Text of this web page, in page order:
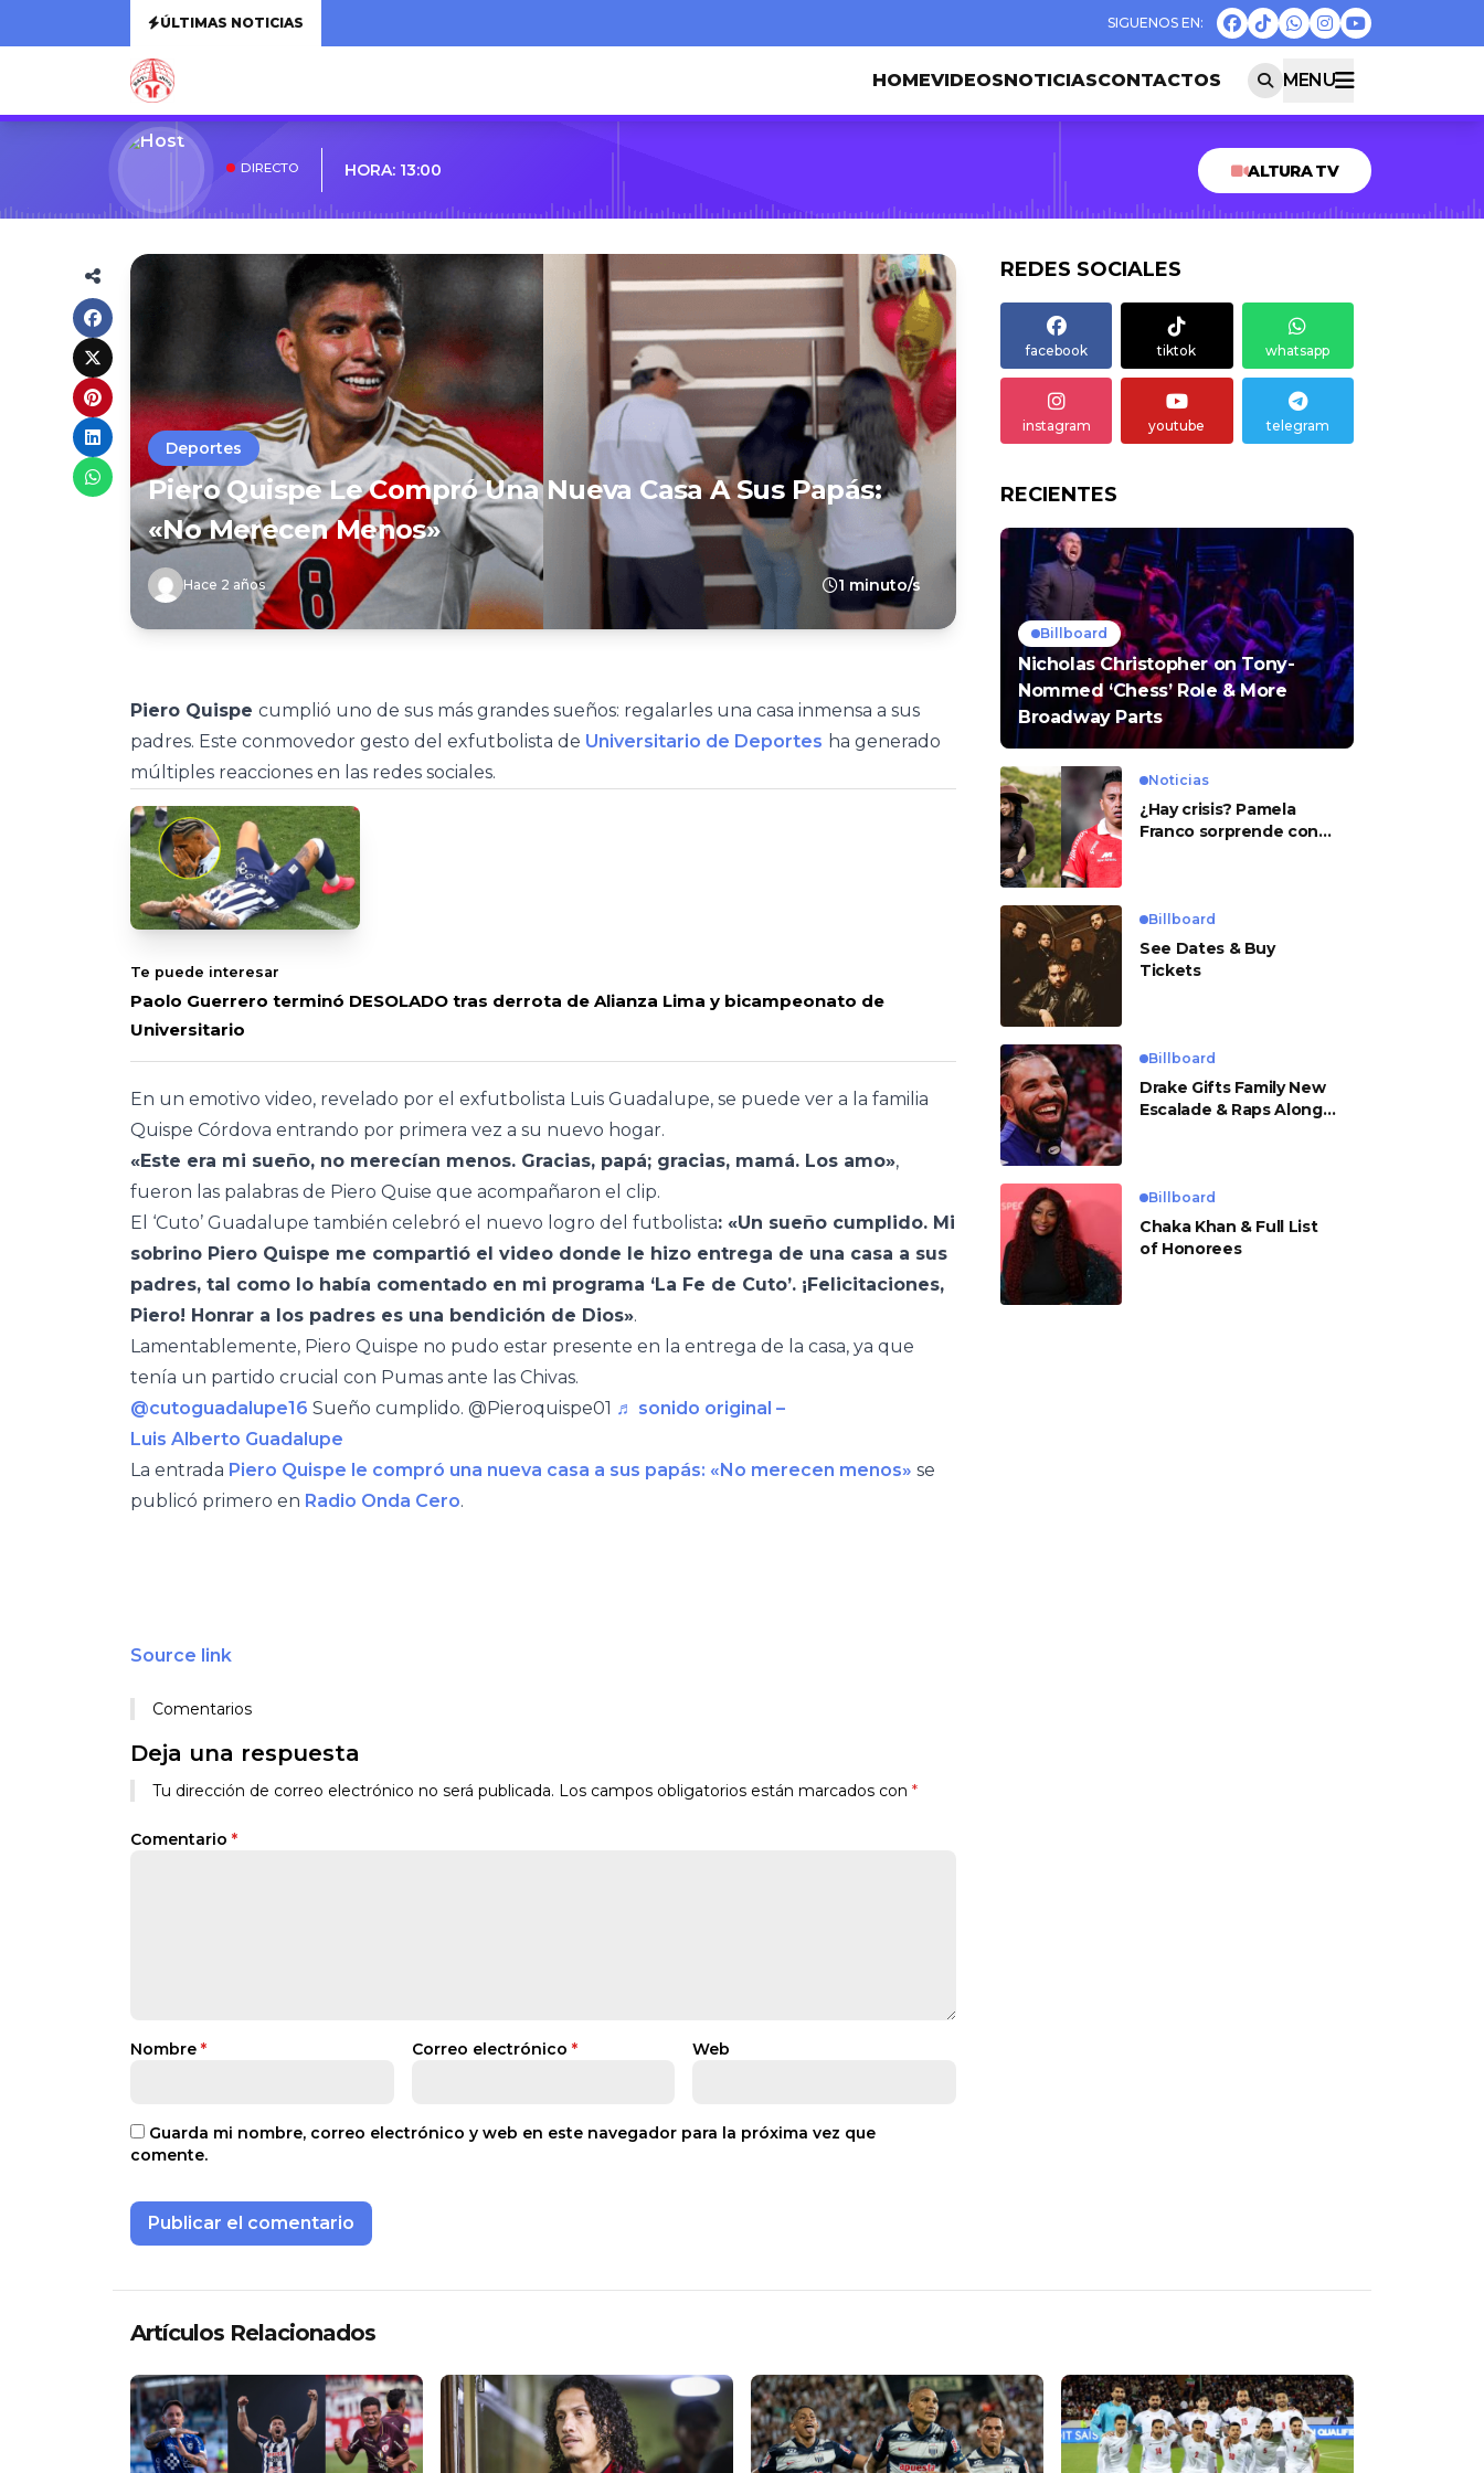
ÚLTIMAS NOTICIAS
HOMEVIDEOSNOTICIASCONTACTOS MENU
DIRECTO HORA: 13:00 ALTURA TV
Deportes
Piero Quispe Le Compró Una Nueva Casa A Sus Papás:
«No Merecen Menos»
Hace 2 años 1 minuto/s
Piero Quispe cumplió uno de sus más grandes sueños: regalarles una casa inmensa a sus
padres. Este conmovedor gesto del exfutbolista de Universitario de Deportes ha generado
múltiples reacciones en las redes sociales.
Te puede interesar
Paolo Guerrero terminó DESOLADO tras derrota de Alianza Lima y bicampeonato de
Universitario
En un emotivo video, revelado por el exfutbolista Luis Guadalupe, se puede ver a la familia
Quispe Córdova entrando por primera vez a su nuevo hogar.
«Este era mi sueño, no merecían menos. Gracias, papá; gracias, mamá. Los amo»,
fueron las palabras de Piero Quise que acompañaron el clip.
El ‘Cuto’ Guadalupe también celebró el nuevo logro del futbolista: «Un sueño cumplido. Mi
sobrino Piero Quispe me compartió el video donde le hizo entrega de una casa a sus
padres, tal como lo había comentado en mi programa ‘La Fe de Cuto’. ¡Felicitaciones,
Piero! Honrar a los padres es una bendición de Dios».
Lamentablemente, Piero Quispe no pudo estar presente en la entrega de la casa, ya que
tenía un partido crucial con Pumas ante las Chivas.
@cutoguadalupe16 Sueño cumplido. @Pieroquispe01 ♬ sonido original –
Luis Alberto Guadalupe
La entrada Piero Quispe le compró una nueva casa a sus papás: «No merecen menos» se
publicó primero en Radio Onda Cero.
Source link
Comentarios
Deja una respuesta
Tu dirección de correo electrónico no será publicada. Los campos obligatorios están marcados con *
Comentario *
Nombre * Correo electrónico * Web
Guarda mi nombre, correo electrónico y web en este navegador para la próxima vez que
comente.
REDES SOCIALES
facebook tiktok whatsapp
instagram youtube telegram
RECIENTES
Billboard
Nicholas Christopher on Tony-
Nommed ‘Chess’ Role & More
Broadway Parts
Noticias
¿Hay crisis? Pamela
Franco sorprende con
Billboard
See Dates & Buy
Tickets
Billboard
Drake Gifts Family New
Escalade & Raps Along
Billboard
Chaka Khan & Full List
of Honorees
Artículos Relacionados